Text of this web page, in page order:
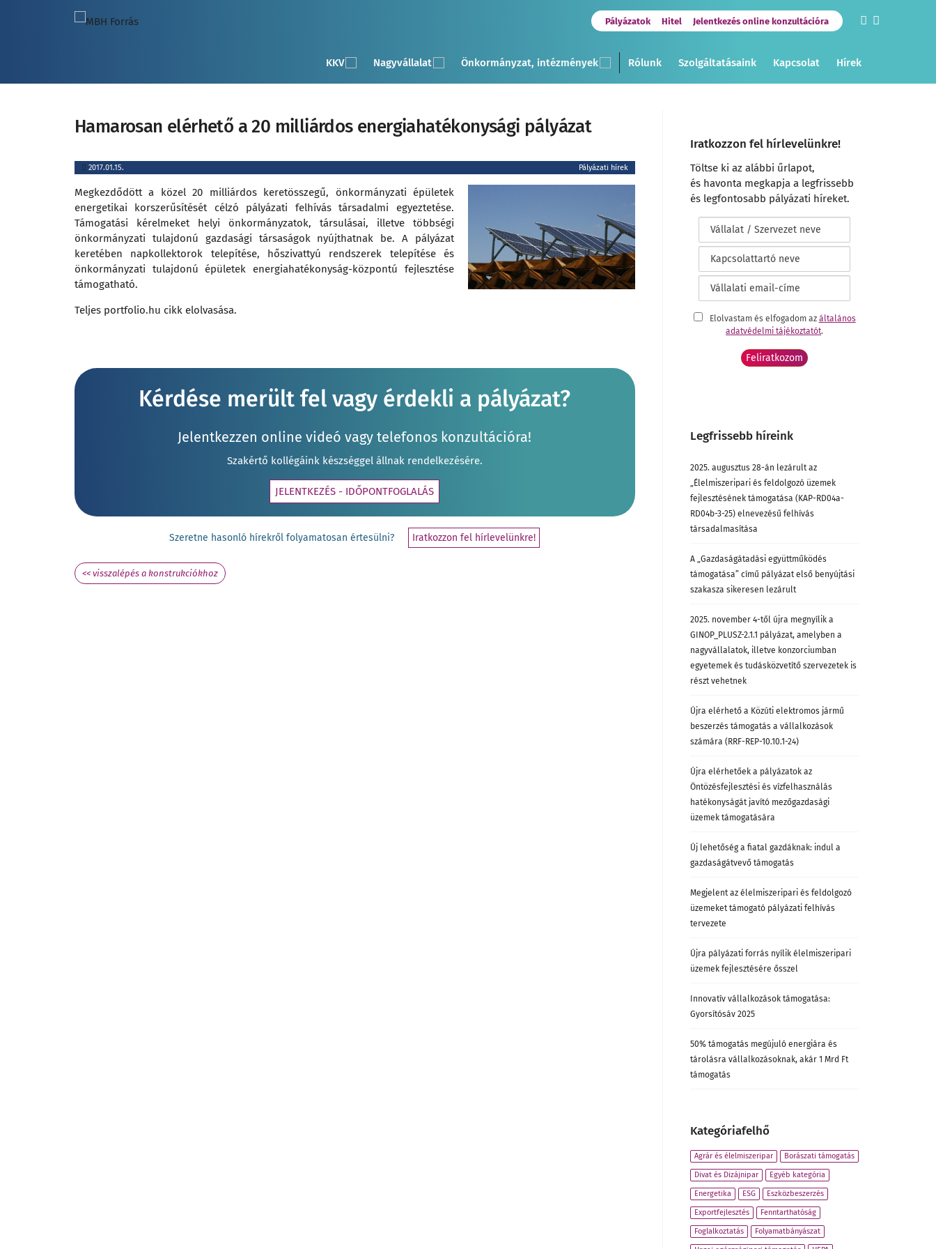
Pályázatok Hitel Jelentkezés online konzultációra
KKV Nagyvállalat Önkormányzat, intézmények Rólunk Szolgáltatásaink Kapcsolat Hírek
Hamarosan elérhető a 20 milliárdos energiahatékonysági pályázat
2017.01.15. Pályázati hírek
Megkezdődött a közel 20 milliárdos keretösszegű, önkormányzati épületek
energetikai korszerűsítését célzó pályázati felhívás társadalmi egyeztetése.
Támogatási kérelmeket helyi önkormányzatok, társulásai, illetve többségi
önkormányzati tulajdonú gazdasági társaságok nyújthatnak be. A pályázat
keretében napkollektorok telepítése, hőszivattyú rendszerek telepítése és
önkormányzati tulajdonú épületek energiahatékonyság-központú fejlesztése
támogatható.
Teljes portfolio.hu cikk elolvasása.
Kérdése merült fel vagy érdekli a pályázat?
Jelentkezzen online videó vagy telefonos konzultációra!
Szakértő kollégáink készséggel állnak rendelkezésére.
JELENTKEZÉS - IDŐPONTFOGLALÁS
Szeretne hasonló hírekről folyamatosan értesülni? Iratkozzon fel hírlevelünkre!
<< visszalépés a konstrukciókhoz
Iratkozzon fel hírlevelünkre!
Töltse ki az alábbi űrlapot,
és havonta megkapja a legfrissebb
és legfontosabb pályázati híreket.
Elolvastam és elfogadom az általános
adatvédelmi tájékoztatót.
Legfrissebb híreink
2025. augusztus 28-án lezárult az
„Élelmiszeripari és feldolgozó üzemek
fejlesztésének támogatása (KAP-RD04a-
RD04b-3-25) elnevezésű felhívás
társadalmasítása
A „Gazdaságátadási együttműködés
támogatása” című pályázat első benyújtási
szakasza sikeresen lezárult
2025. november 4-től újra megnyílik a
GINOP_PLUSZ-2.1.1 pályázat, amelyben a
nagyvállalatok, illetve konzorciumban
egyetemek és tudásközvetítő szervezetek is
részt vehetnek
Újra elérhető a Közúti elektromos jármű
beszerzés támogatás a vállalkozások
számára (RRF-REP-10.10.1-24)
Újra elérhetőek a pályázatok az
Öntözésfejlesztési és vízfelhasználás
hatékonyságát javító mezőgazdasági
üzemek támogatására
Új lehetőség a fiatal gazdáknak: indul a
gazdaságátvevő támogatás
Megjelent az élelmiszeripari és feldolgozó
üzemeket támogató pályázati felhívás
tervezete
Újra pályázati forrás nyílik élelmiszeripari
üzemek fejlesztésére ősszel
Innovatív vállalkozások támogatása:
Gyorsítósáv 2025
50% támogatás megújuló energiára és
tárolásra vállalkozásoknak, akár 1 Mrd Ft
támogatás
Kategóriafelhő
Agrár és élelmiszeripar Borászati támogatás
Divat és Dizájnipar Egyéb kategória
Energetika ESG Eszközbeszerzés
Exportfejlesztés Fenntarthatóság
Foglalkoztatás Folyamatbányászat